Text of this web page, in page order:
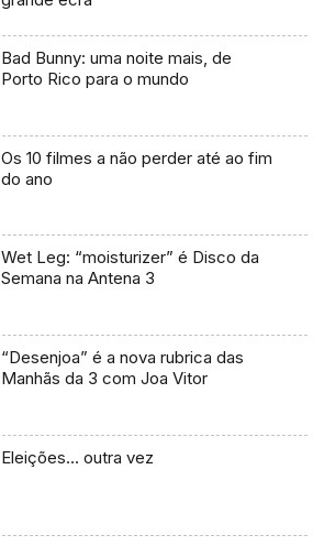
Bad Bunny: uma noite mais, de
Porto Rico para o mundo
Os 10 filmes a não perder até ao fim
do ano
Wet Leg: “moisturizer” é Disco da
Semana na Antena 3
“Desenjoa” é a nova rubrica das
Manhãs da 3 com Joa Vitor
Eleições… outra vez